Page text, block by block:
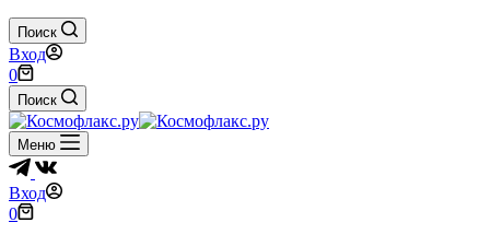
Поиск
Вход
Корзина
0
Поиск
Меню
Вход
Корзина
0